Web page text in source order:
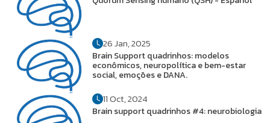
26 Jan, 2025
Brain Support quadrinhos: modelos
econômicos, neuropolítica e bem-estar
social, emoções e DANA.
11 Oct, 2024
Brain support quadrinhos #4: neurobiologia